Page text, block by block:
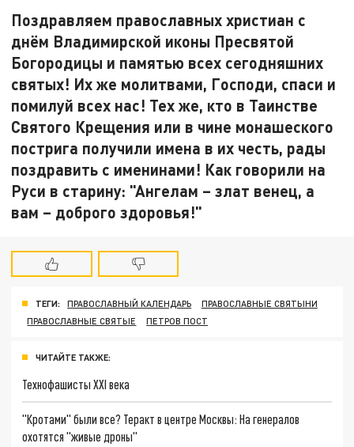
Поздравляем православных христиан с
днём Владимирской иконы Пресвятой
Богородицы и памятью всех сегодняшних
святых! Их же молитвами, Господи, спаси и
помилуй всех нас! Тех же, кто в Таинстве
Святого Крещения или в чине монашеского
пострига получили имена в их честь, рады
поздравить с именинами! Как говорили на
Руси в старину: "Ангелам – злат венец, а
вам – доброго здоровья!"
ТЕГИ: ПРАВОСЛАВНЫЙ КАЛЕНДАРЬ
ПРАВОСЛАВНЫЕ СВЯТЫНИ
ПРАВОСЛАВНЫЕ СВЯТЫЕ
ПЕТРОВ ПОСТ
ЧИТАЙТЕ ТАКЖЕ:
Технофашисты XXI века
"Кротами" были все? Теракт в центре Москвы: На генералов
охотятся "живые дроны"